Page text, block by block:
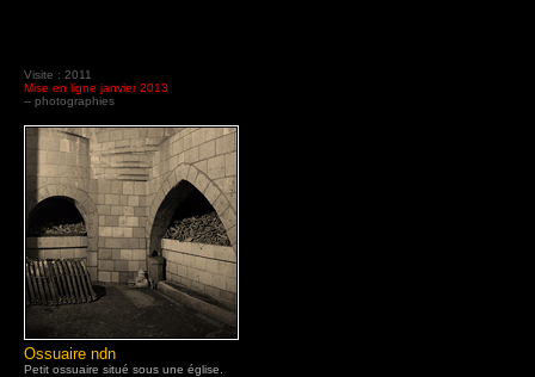
Ossuaire ndn
Petit ossuaire situé sous une église.
Visite : 2011
Mise en ligne janvier 2013
-- photographies